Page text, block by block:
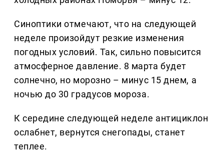
Синоптики отмечают, что на следующей
неделе произойдут резкие изменения
погодных условий. Так, сильно повысится
атмосферное давление. 8 марта будет
солнечно, но морозно – минус 15 днем, а
ночью до 30 градусов мороза.
К середине следующей неделе антициклон
ослабнет, вернутся снегопады, станет
теплее.